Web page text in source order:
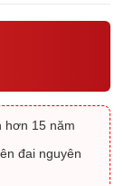
hơn 15 năm
đai nguyên